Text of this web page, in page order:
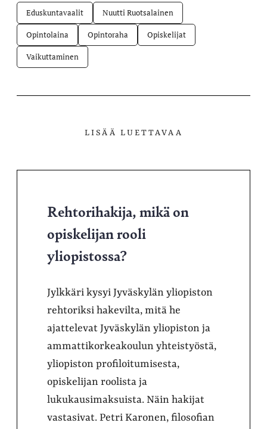
Eduskuntavaalit Nuutti Ruotsalainen
Opintolaina Opintoraha Opiskelijat
Vaikuttaminen
LISÄÄ LUETTAVAA
Rehtorihakija, mikä on
opiskelijan rooli
yliopistossa?
Jylkkäri kysyi Jyväskylän yliopiston
rehtoriksi hakevilta, mitä he
ajattelevat Jyväskylän yliopiston ja
ammattikorkeakoulun yhteistyöstä,
yliopiston profiloitumisesta,
opiskelijan roolista ja
lukukausimaksuista. Näin hakijat
vastasivat. Petri Karonen, filosofian